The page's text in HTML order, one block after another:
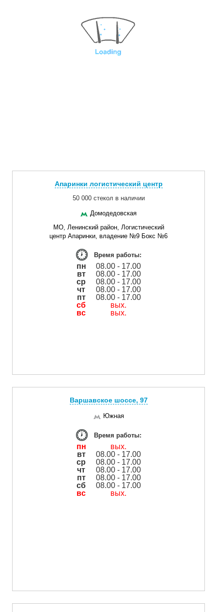
Апаринки логистический центр
50 000 стекол в наличии
Домодедовская
МО, Ленинский район, Логистический
центр Апаринки, владение №9 Бокс №6
Время работы:
пн
08.00 - 17.00
вт
08.00 - 17.00
ср
08.00 - 17.00
чт
08.00 - 17.00
пт
08.00 - 17.00
сб
вых.
вс
вых.
Варшавское шоссе, 97
Южная
Время работы:
пн
вых.
вт
08.00 - 17.00
ср
08.00 - 17.00
чт
08.00 - 17.00
пт
08.00 - 17.00
сб
08.00 - 17.00
вс
вых.